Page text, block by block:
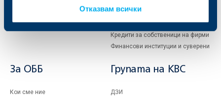
Отказвам всичкии попечителски услуги
Факторинг
Кредити за собственици на фирми
Финансови институции и суверени
За ОББ
Кои сме ние
Групата на KBC
ДЗИ